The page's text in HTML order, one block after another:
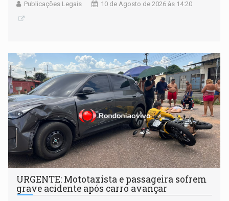
Publicações Legais 10 de Agosto de 2026 às 14:20
URGENTE: Mototaxista e passageira sofrem
grave acidente após carro avançar